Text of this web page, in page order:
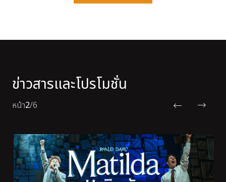
ข่าวสารและโปรโมชั่น
หน้า2/6